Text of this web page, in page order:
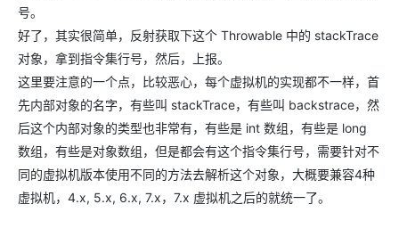
号。
好了，其实很简单，反射获取下这个 Throwable 中的 stackTrace
对象，拿到指令集行号，然后，上报。
这里要注意的一个点，比较恶心，每个虚拟机的实现都不一样，首
先内部对象的名字，有些叫 stackTrace，有些叫 backstrace，然
后这个内部对象的类型也非常有，有些是 int 数组，有些是 long
数组，有些是对象数组，但是都会有这个指令集行号，需要针对不
同的虚拟机版本使用不同的方法去解析这个对象，大概要兼容4种
虚拟机，4.x, 5.x, 6.x, 7.x，7.x 虚拟机之后的就统一了。